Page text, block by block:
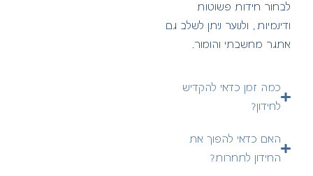
לבחור חידות פשוטות
ודינמיות, ולנוער ניתן לשלב גם
אתגר מחשבתי והומור.
כמה זמן כדאי להקדיש
לחידון?
האם כדאי להפוך את
החידון לתחרות?